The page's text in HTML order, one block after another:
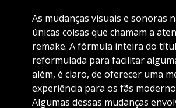
As mudanças visuais e sonoras
únicas coisas que chamam a
remake. A fórmula inteira do
reformulada para facilitar
além, é claro, de oferecer uma
experiência para os fãs
Algumas dessas mudanças